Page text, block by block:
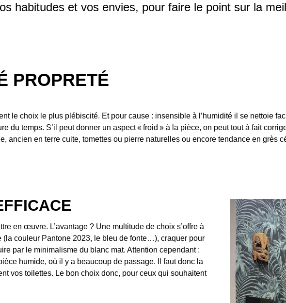
habitudes et vos envies, pour faire le point sur la
PROPRETÉ
le choix le plus plébiscité. Et pour cause : insensible à l’humidité il se nettoie
du temps. S’il peut donner un aspect « froid » à la pièce, on peut tout à fait
ancien en terre cuite, tomettes ou pierre naturelles ou encore tendance en grès
en œuvre. L’avantage ? Une multitude de choix s’offre à
couleur Pantone 2023, le bleu de fonte…), craquer pour
par le minimalisme du blanc mat. Attention cependant :
humide, où il y a beaucoup de passage. Il faut donc la
vos toilettes. Le bon choix donc, pour ceux qui souhaitent